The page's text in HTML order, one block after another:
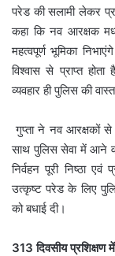
परेड की सलामी लेकर
कहा कि नव आरक्षक
महत्वपूर्ण भूमिका
विश्वास से प्राप्त
व्यवहार ही पुलिस की
गुप्‍ता ने नव आरक्षकों से
साथ पुलिस सेवा में आने
निर्वहन पूरी निष्ठा
उत्कृष्ट परेड के लिए
को बधाई दी।
313 दिवसीय प्रशिक्षण